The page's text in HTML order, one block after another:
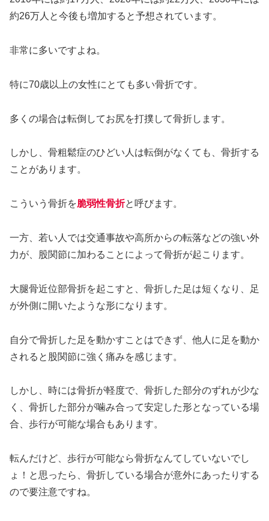
約26万人と今後も増加すると予想されています。
非常に多いですよね。
特に70歳以上の女性にとても多い骨折です。
多くの場合は転倒してお尻を打撲して骨折します。
しかし、骨粗鬆症のひどい人は転倒がなくても、骨折する
ことがあります。
こういう骨折を脆弱性骨折と呼びます。
一方、若い人では交通事故や高所からの転落などの強い外
力が、股関節に加わることによって骨折が起こります。
大腿骨近位部骨折を起こすと、骨折した足は短くなり、足
が外側に開いたような形になります。
自分で骨折した足を動かすことはできず、他人に足を動か
されると股関節に強く痛みを感じます。
しかし、時には骨折が軽度で、骨折した部分のずれが少な
く、骨折した部分が噛み合って安定した形となっている場
合、歩行が可能な場合もあります。
転んだけど、歩行が可能なら骨折なんてしていないでし
ょ！と思ったら、骨折している場合が意外にあったりする
ので要注意ですね。